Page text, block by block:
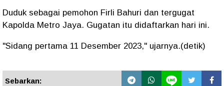
Duduk sebagai pemohon Firli Bahuri dan tergugat
Kapolda Metro Jaya. Gugatan itu didaftarkan hari ini.
"Sidang pertama 11 Desember 2023," ujarnya.(detik)
Sebarkan: